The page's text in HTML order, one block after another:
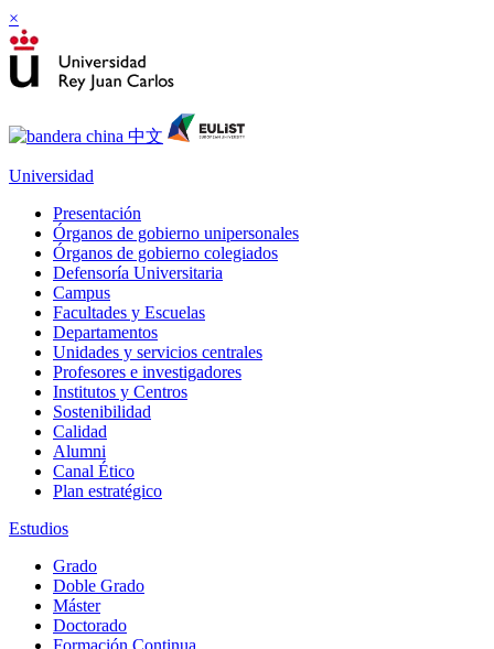
×
Universidad
Presentación
Órganos de gobierno unipersonales
Órganos de gobierno colegiados
Defensoría Universitaria
Campus
Facultades y Escuelas
Departamentos
Unidades y servicios centrales
Profesores e investigadores
Institutos y Centros
Sostenibilidad
Calidad
Alumni
Canal Ético
Plan estratégico
Estudios
Grado
Doble Grado
Máster
Doctorado
Formación Continua